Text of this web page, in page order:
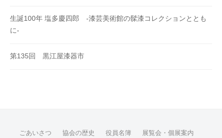
生誕100年 塩多慶四郎 -漆芸美術館の髹漆コレクションととも
に-
第135回 黒江屋漆器市
ごあいさつ 協会の歴史 役員名簿 展覧会・個展案内